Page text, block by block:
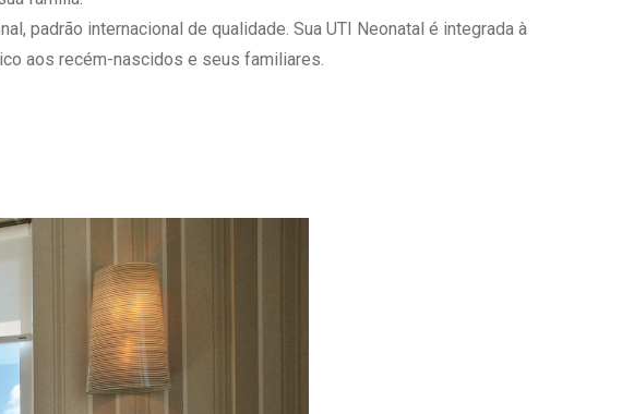
Ambiental
Ambulatório Digital de Nutrição para
padrão internacional de qualidade. Sua UTI Neonatal é integrada à
aos recém-nascidos e seus familiares.